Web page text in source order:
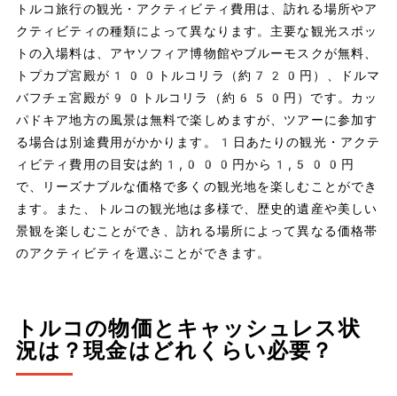
トルコ旅行の観光・アクティビティ費用は、訪れる場所やア
クティビティの種類によって異なります。主要な観光スポッ
トの入場料は、アヤソフィア博物館やブルーモスクが無料、
トプカプ宮殿が100トルコリラ（約720円）、ドルマ
バフチェ宮殿が90トルコリラ（約650円）です。カッ
パドキア地方の風景は無料で楽しめますが、ツアーに参加す
る場合は別途費用がかかります。1日あたりの観光・アクテ
ィビティ費用の目安は約1,000円から1,500円
で、リーズナブルな価格で多くの観光地を楽しむことができ
ます。また、トルコの観光地は多様で、歴史的遺産や美しい
景観を楽しむことができ、訪れる場所によって異なる価格帯
のアクティビティを選ぶことができます。
トルコの物価とキャッシュレス状
況は？現金はどれくらい必要？